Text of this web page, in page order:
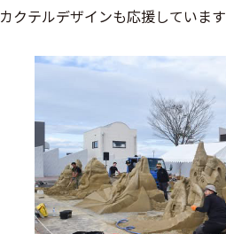
カクテルデザインも応援していま